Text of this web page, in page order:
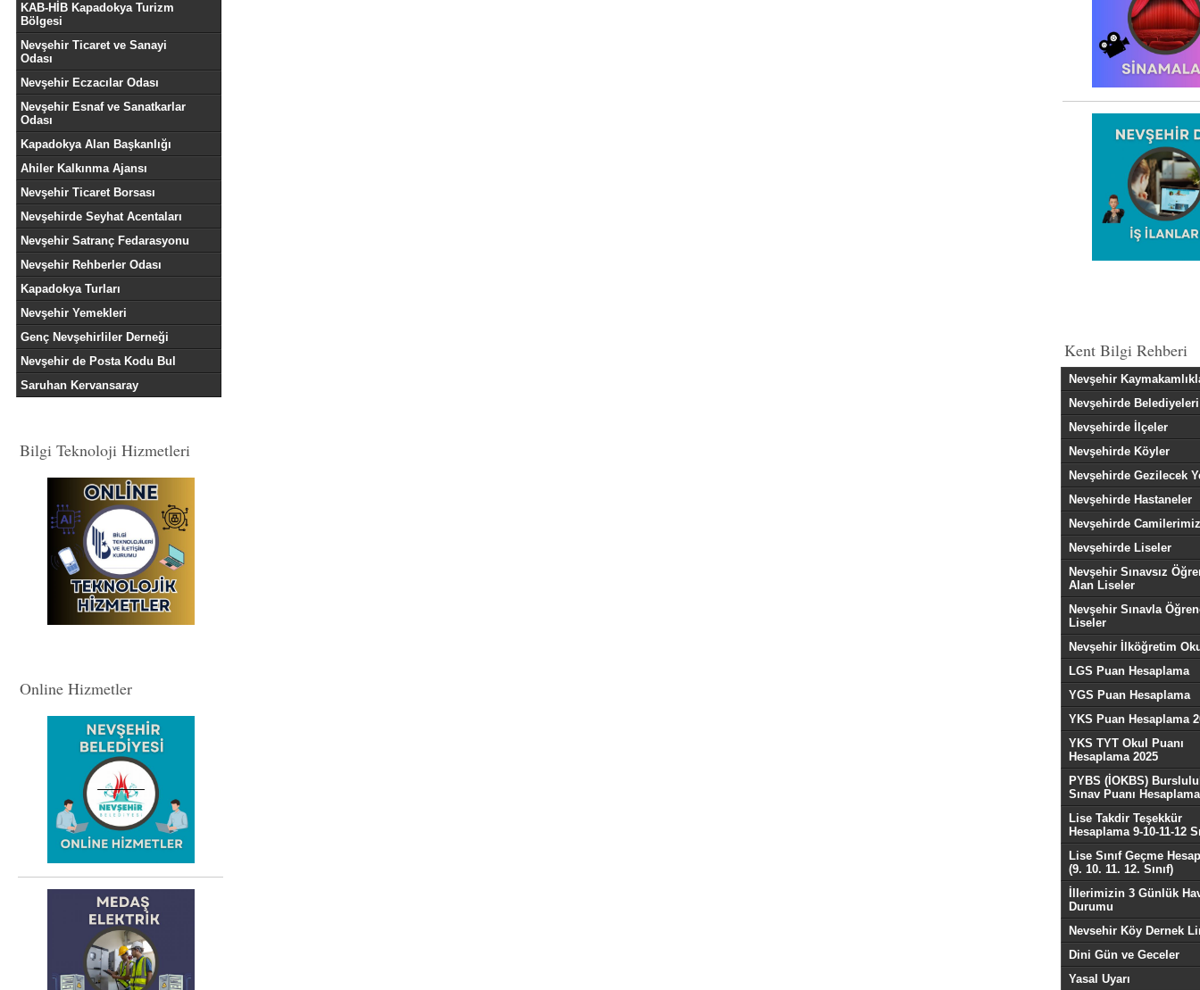
KAB-HİB Kapadokya Turizm
Bölgesi
Nevşehir Ticaret ve Sanayi
Odası
Nevşehir Eczacılar Odası
Nevşehir Esnaf ve Sanatkarlar
Odası
Kapadokya Alan Başkanlığı
Ahiler Kalkınma Ajansı
Nevşehir Ticaret Borsası
Nevşehirde Seyhat Acentaları
Nevşehir Satranç Fedarasyonu
Nevşehir Rehberler Odası
Kapadokya Turları
Nevşehir Yemekleri
Genç Nevşehirliler Derneği
Nevşehir de Posta Kodu Bul
Saruhan Kervansaray
Bilgi Teknoloji Hizmetleri
Online Hizmetler
Kent Bilgi Rehberi
Nevşehir
Nevşehirde Belediyeleri
Nevşehirde İlçeler
Nevşehirde Köyler
Nevşehirde Gezilecek
Nevşehirde Hastaneler
Nevşehirde Camilerimiz
Nevşehirde Liseler
Nevşehir Sınavsız
Alan Liseler
Nevşehir Sınavla
Liseler
Nevşehir İlköğretim
LGS Puan Hesaplama
YGS Puan Hesaplama
YKS Puan Hesaplama
YKS TYT Okul Puanı
Hesaplama 2025
PYBS (İOKBS)
Sınav Puanı Hesaplama
Lise Takdir Teşekkür
Hesaplama 9-10-11-12
Lise Sınıf Geçme
(9. 10. 11. 12. Sınıf)
İllerimizin 3 Günlük
Durumu
Nevsehir Köy Dernek
Dini Gün ve Geceler
Yasal Uyarı